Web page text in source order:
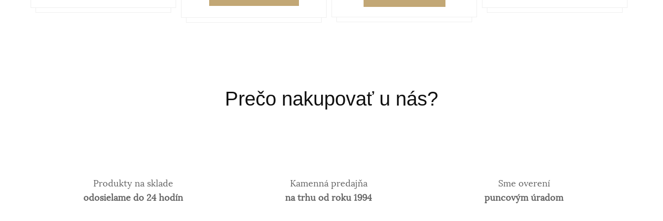
Prečo nakupovať u nás?
Produkty na sklade
odosielame do 24 hodín
Kamenná predajňa
na trhu od roku 1994
Sme overení
puncovým úradom